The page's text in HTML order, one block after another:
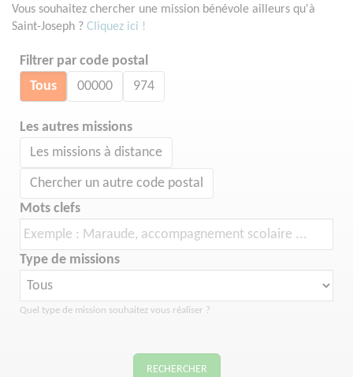
Vous souhaitez chercher une mission bénévole ailleurs qu'à
Saint-Joseph ? Cliquez ici !
Filtrer par code postal
Tous 00000 974
Les autres missions
Les missions à distance
Chercher un autre code postal
Mots clefs
Type de missions
Quel type de mission souhaitez vous réaliser ?
RECHERCHER